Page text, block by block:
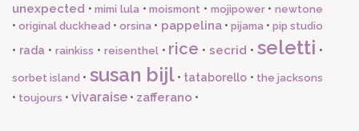
unexpected •mimi lula •moismont • mojipower•newtone
•original duckhead •orsina • pappelina• pijama • pip studio
• rada • rainkiss • reisenthel• rice •secrid •seletti •
sorbet island • susan bijl• tataborello • the jacksons
• toujours • vivaraise • zafferano •